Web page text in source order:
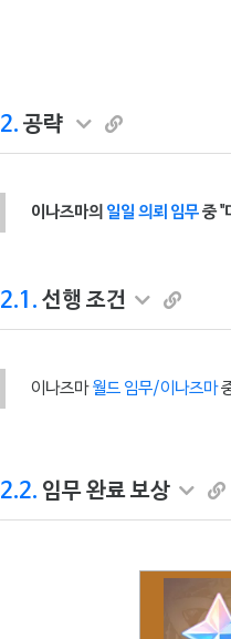
2. 공략
이나즈마의 일일 의뢰 임무중 "
2.1. 선행 조건
이나즈마월드 임무/이나즈마
2.2. 임무 완료 보상